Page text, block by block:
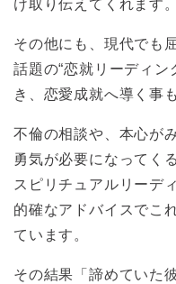
け取り伝えてくれます。
その他にも、現代でも
話題の“恋就リーディン
き、恋愛成就へ導く事
不倫の相談や、本心が
勇気が必要になってく
スピリチュアルリーデ
的確なアドバイスでこ
ています。
その結果「諦めていた